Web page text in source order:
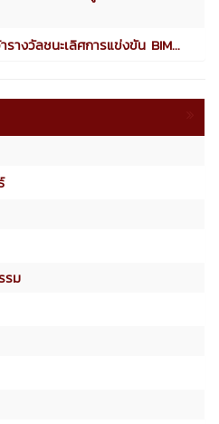
างวัลชนะเลิศการแข่งขัน BIM...
รม